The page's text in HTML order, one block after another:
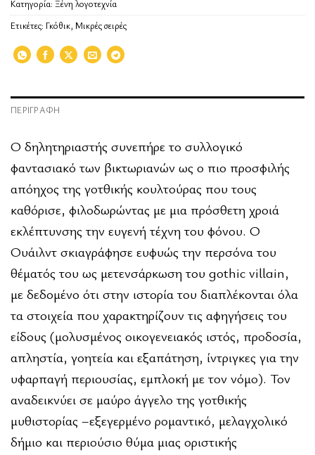
Κατηγορία: Ξένη λογοτεχνία
Ετικέτες: Γκόθικ, Μικρές σειρές
ΠΕΡΙΓΡΑΦΉ
O δηλητηριαστής συνεπήρε το συλλογικό
φαντασιακό των βικτωριανών ως ο πιο προσφιλής
απόηχος της γοτθικής κουλτούρας που τους
καθόρισε, φιλοδωρώντας με μια πρόσθετη χροιά
εκλέπτυνσης την ευγενή τέχνη του φόνου. Ο
Ουάιλντ σκιαγράφησε ευφυώς την περσόνα του
θέματός του ως μετενσάρκωση του gothic villain,
με δεδομένο ότι στην ιστορία του διαπλέκονται όλα
τα στοιχεία που χαρακτηρίζουν τις αφηγήσεις του
είδους (μολυσμένος οικογενειακός ιστός, προδοσία,
απληστία, γοητεία και εξαπάτηση, ίντριγκες για την
υφαρπαγή περιουσίας, εμπλοκή με τον νόμο). Τον
αναδεικνύει σε μαύρο άγγελο της γοτθικής
μυθιστορίας –εξεγερμένο ρομαντικό, μελαγχολικό
δήμιο και περιούσιο θύμα μιας οριστικής